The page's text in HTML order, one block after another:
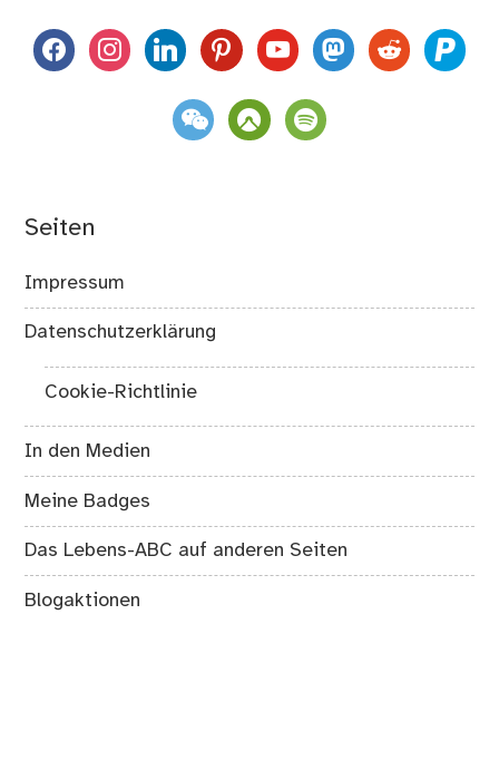
facebookinstagramlinkedinpinterestyoutubemastodon
reddit paypal
weixin komootspotify
Seiten
Impressum
Datenschutzerklärung
Cookie-Richtlinie
In den Medien
Meine Badges
Das Lebens-ABC auf anderen Seiten
Blogaktionen